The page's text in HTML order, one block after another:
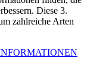
Diese 3.
zahlreiche Arten